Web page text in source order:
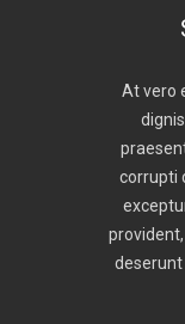
At vero
corrupti